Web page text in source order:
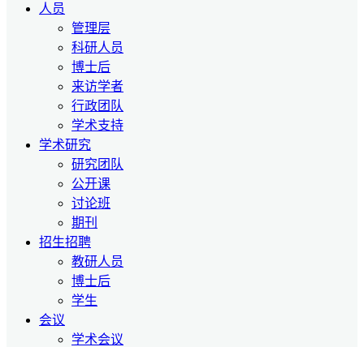
人员
管理层
科研人员
博士后
来访学者
行政团队
学术支持
学术研究
研究团队
公开课
讨论班
期刊
招生招聘
教研人员
博士后
学生
会议
学术会议